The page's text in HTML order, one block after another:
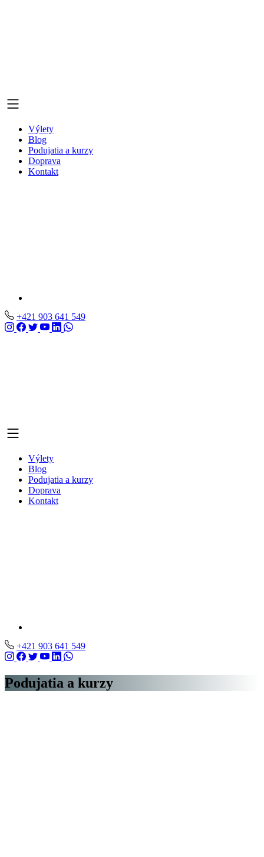
Výlety
Blog
Podujatia a kurzy
Doprava
Kontakt
+421 903 641 549
Výlety
Blog
Podujatia a kurzy
Doprava
Kontakt
+421 903 641 549
Podujatia a kurzy